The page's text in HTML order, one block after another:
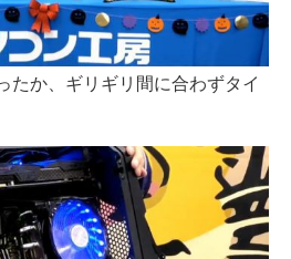
か、ギリギリ間に合わずタイ